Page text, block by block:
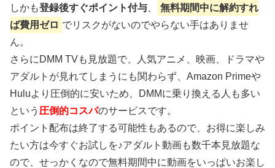
しかも登録後すぐポイント付与
無料期間中に解約すれ
ば費用ゼロ でリスクがないのでやらない手はありませ
ん。
さらにDMM TVも見放題で、人気アニメ、映画、ドラマや
アダルトが見れてしまうにも関わらず、Amazon Primeや
Huluより圧倒的に安いため、DMMに乗り換える人も多い
という 圧倒的コスパのサービスです。
ポイント配布は終了する可能性もあるので、お得に楽しみ
たい方は今すぐお試しを♪アダルト動画も数千本見放題な
ので、せっかくなので無料期間中に動画をいっぱいお楽し